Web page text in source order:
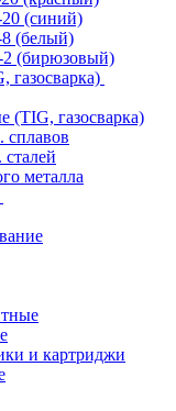
(синий)
(белый)
(бирюзовый)
газосварка)
(TIG, газосварка)
сплавов
металла
и картриджи